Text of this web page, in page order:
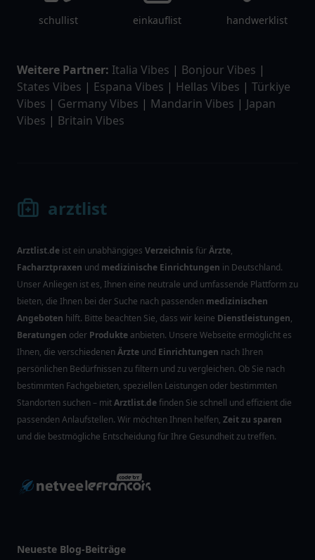
schullist einkauflist handwerklist
Weitere Partner: Italia Vibes | Bonjour Vibes |
States Vibes | Espana Vibes | Hellas Vibes | Türkiye
Vibes | Germany Vibes | Mandarin Vibes | Japan
Vibes | Britain Vibes
arztlist
Arztlist.de ist ein unabhängiges VerzeichnisfürÄrzte,
Facharztpraxen und medizinische Einrichtungen in Deutschland.
Unser Anliegen ist es, Ihnen eine neutrale und umfassende Plattform zu
bieten, die Ihnen bei der Suche nach passenden medizinischen
Angeboten hilft. Bitte beachten Sie, dass wir keine Dienstleistungen,
Beratungen oder Produkte anbieten. Unsere Webseite ermöglicht es
Ihnen, die verschiedenenÄrzte und Einrichtungen nach Ihren
persönlichen Bedürfnissen zu filtern und zu vergleichen. Ob Sie nach
bestimmten Fachgebieten, speziellen Leistungen oder bestimmten
Standorten suchen – mitArztlist.definden Sie schnell und effizient die
passenden Anlaufstellen. Wir möchten Ihnen helfen, Zeit zu sparen
und die bestmögliche Entscheidung für Ihre Gesundheit zu treffen.
Neueste Blog-Beiträge